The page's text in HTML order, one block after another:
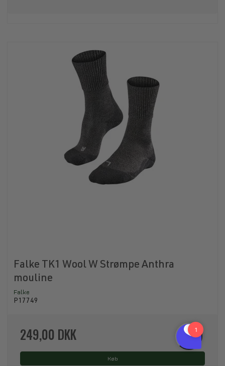
Falke TK1 Wool W Strømpe Anthra
mouline
Falke
P17749
249,00 DKK
Køb